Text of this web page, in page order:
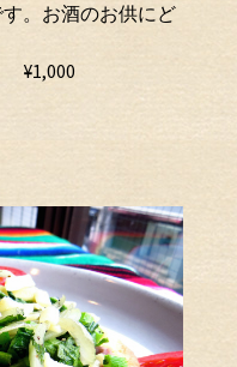
。お酒のお供にど